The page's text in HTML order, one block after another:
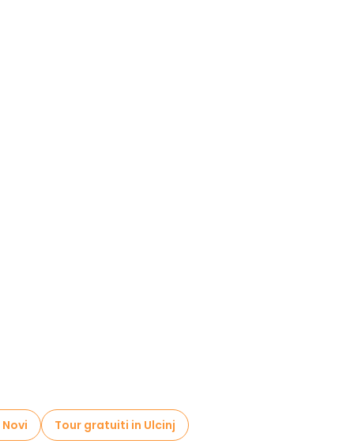
Tour gratuiti in Ulcinj